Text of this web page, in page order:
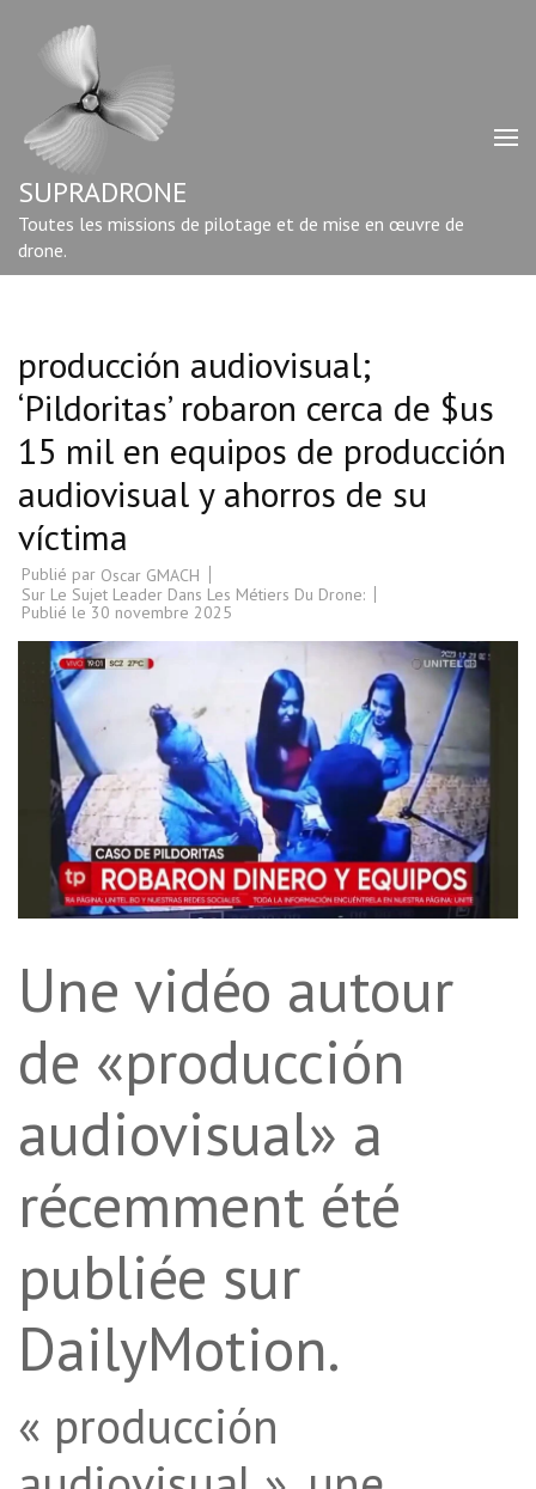
contenu
Entrée)
SUPRADRONE
Toutes les missions de pilotage et de mise en œuvre de
drone.
producción audiovisual;
‘Pildoritas’ robaron cerca de $us
15 mil en equipos de producción
audiovisual y ahorros de su
víctima
Publié par Oscar GMACH
Sur Le Sujet Leader Dans Les Métiers Du Drone:
Publié le 30 novembre 2025
Une vidéo autour
de «producción
audiovisual» a
récemment été
publiée sur
DailyMotion.
« producción